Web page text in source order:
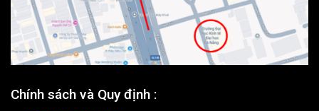
Chính sách và Quy định :